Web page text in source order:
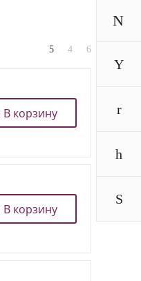
В корзину
В корзину